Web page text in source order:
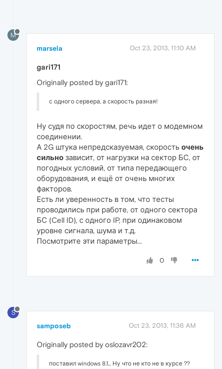
M
marsela Oct 23, 2013, 11:10 AM
gari171
Originally posted by gari171:
с одного сервера, а скорость разная!
Ну судя по скоростям, речь идет о модемном
соединении.
А 2G штука непредсказуемая, скорость очень
сильно зависит, от нагрузки на сектор БС, от
погодных условий, от типа передающего
оборудования, и ещё от очень многих
факторов.
Есть ли уверенность в том, что тесты
проводились при работе, от одного сектора
БС (Cell ID), с одного IP, при одинаковом
уровне сигнала, шума и т.д.
Посмотрите эти параметры...
0
S
samposeb Oct 23, 2013, 11:36 AM
Originally posted by oslozavr202:
поставил windows 8.1... Ну что не кто не в курсе ??